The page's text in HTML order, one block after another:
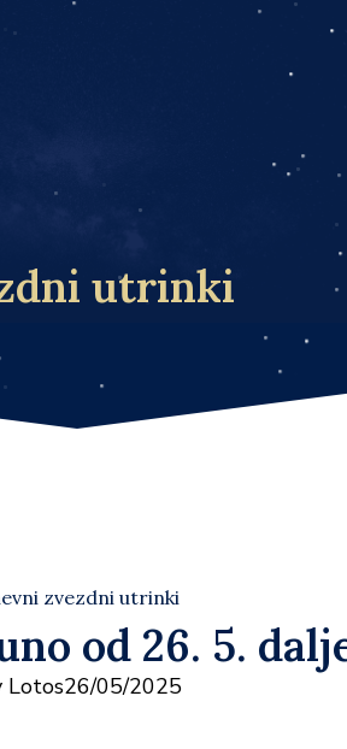
utrinki
zvezdni utrinki
od 26. 5.
Lotos26/05/2025